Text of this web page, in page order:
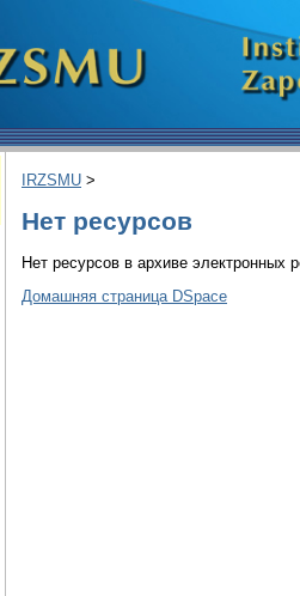
IRZSMU >
Нет ресурсов
Нет ресурсов в архиве электронных
Домашняя страница DSpace